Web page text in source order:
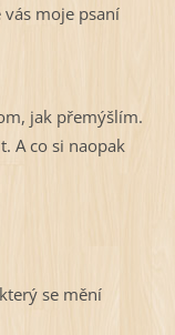
vás moje psaní
jak přemýšlím.
A co si naopak
se mění